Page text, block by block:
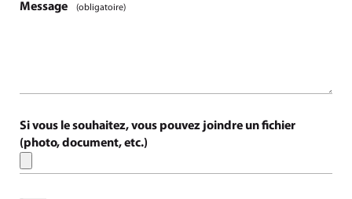
Message (obligatoire)
Si vous le souhaitez, vous pouvez joindre un fichier
(photo, document, etc.)